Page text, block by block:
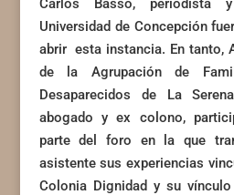
Universidad de Concepción
abrir esta instancia. En tanto,
de la Agrupación de
Desaparecidos de La
abogado y ex colono,
parte del foro en la que
asistente sus experiencias
Colonia Dignidad y su